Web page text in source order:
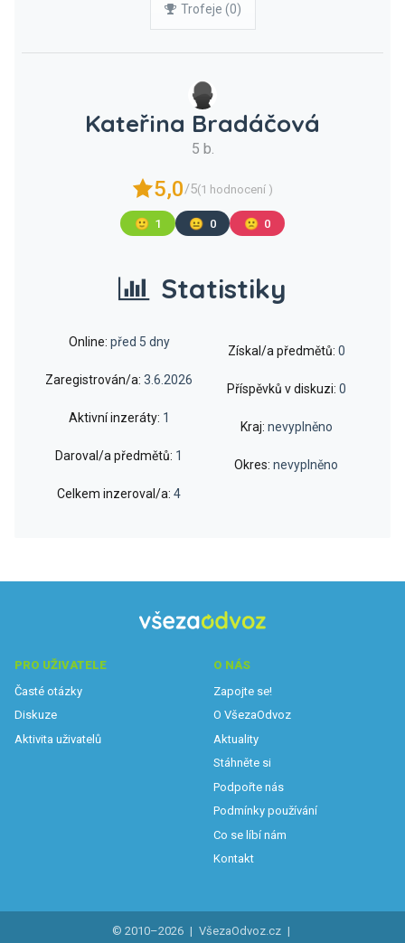
Trofeje (0)
Kateřina Bradáčová
5 b.
5,0/5(1 hodnocení )
🙂 1 😐 0 🙁 0
Statistiky
Online: před 5 dny
Zaregistrován/a: 3.6.2026
Aktivní inzeráty: 1
Daroval/a předmětů: 1
Celkem inzeroval/a: 4
Získal/a předmětů: 0
Příspěvků v diskuzi: 0
Kraj: nevyplněno
Okres: nevyplněno
PRO UŽIVATELE
Časté otázky
Diskuze
Aktivita uživatelů
O NÁS
Zapojte se!
O VšezaOdvoz
Aktuality
Stáhněte si
Podpořte nás
Podmínky používání
Co se líbí nám
Kontakt
© 2010–2026 | VšezaOdvoz.cz |